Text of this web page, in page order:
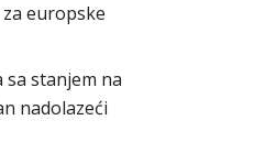
europske
stanjem na
nadolazeći